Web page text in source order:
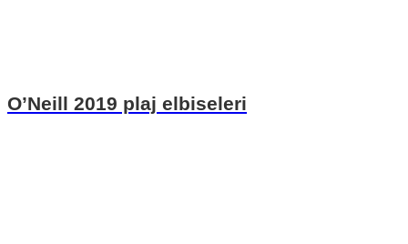
O’Neill 2019 plaj elbiseleri